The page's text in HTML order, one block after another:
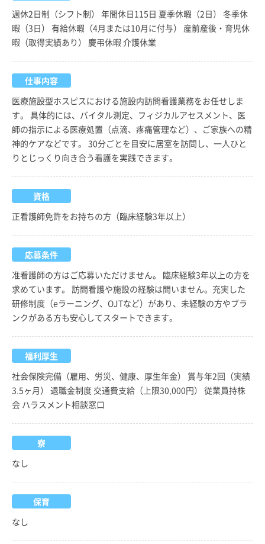
週休2日制（シフト制） 年間休日115日 夏季休暇（2日） 冬季休
暇（3日） 有給休暇（4月または10月に付与） 産前産後・育児休
暇（取得実績あり） 慶弔休暇 介護休業
仕事内容
医療施設型ホスピスにおける施設内訪問看護業務をお任せしま
す。 具体的には、バイタル測定、フィジカルアセスメント、医
師の指示による医療処置（点滴、疼痛管理など）、ご家族への精
神的ケアなどです。 30分ごとを目安に居室を訪問し、一人ひと
りとじっくり向き合う看護を実践できます。
資格
正看護師免許をお持ちの方（臨床経験3年以上）
応募条件
准看護師の方はご応募いただけません。 臨床経験3年以上の方を
求めています。 訪問看護や施設の経験は問いません。充実した
研修制度（eラーニング、OJTなど）があり、未経験の方やブラ
ンクがある方も安心してスタートできます。
福利厚生
社会保険完備（雇用、労災、健康、厚生年金） 賞与年2回（実績
3.5ヶ月） 退職金制度 交通費支給（上限30,000円） 従業員持株
会 ハラスメント相談窓口
寮
なし
保育
なし